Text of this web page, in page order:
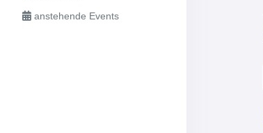
anstehende Events